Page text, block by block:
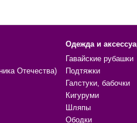
Отечества)
Одежда и
Гавайские рубашки
Подтяжки
Галстуки, бабочки
Кигуруми
Шляпы
Ободки